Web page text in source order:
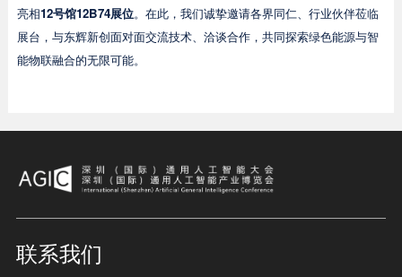
亮相12号馆12B74展位。在此，我们诚挚邀请各界同仁、行业伙伴莅临
展台，与东辉新创面对面交流技术、洽谈合作，共同探索绿色能源与智
能物联融合的无限可能。
联系我们